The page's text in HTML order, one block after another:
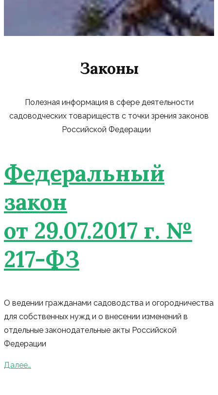
Законы
Полезная информация в сфере деятельности
садоводческих товариществ с точки зрения законов
Российской Федерации
Федеральный
закон
от 29.07.2017 г. №
217-ФЗ
О ведении гражданами садоводства и огородничества
для собственных нужд и о внесении изменений в
отдельные законодательные акты Российской
Федерации
Далее…